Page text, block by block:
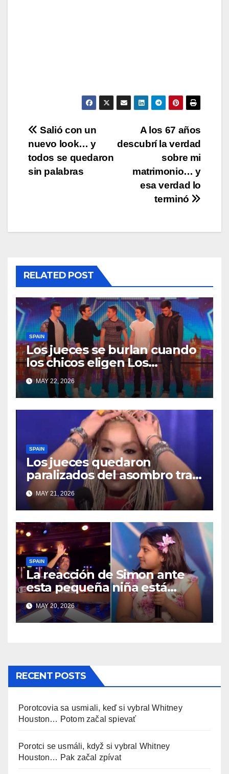
Post
navigation
A los 67 años
descubrí la verdad
sobre mi
matrimonio… y
esa verdad lo
terminó
Salió con un
nuevo look… y
todos se quedaron
sin palabras
RELATED POST
SPAIN
Los jueces se burlan cuando
los chicos eligen Los
Miserables… pero en
segundos todo cambia
MAY 22, 2026
SPAIN
Los jueces quedaron
paralizados del asombro tras
su actuación
MAY 21, 2026
SPAIN
La reacción de Simon ante
esta pequeña niña está
derritiendo corazones en
todas partes
MAY 20, 2026
RECENT POSTS
Porotcovia sa usmiali, keď si vybral Whitney
Houston… Potom začal spievať
Porotci se usmáli, když si vybral Whitney
Houston… Pak začal zpívat